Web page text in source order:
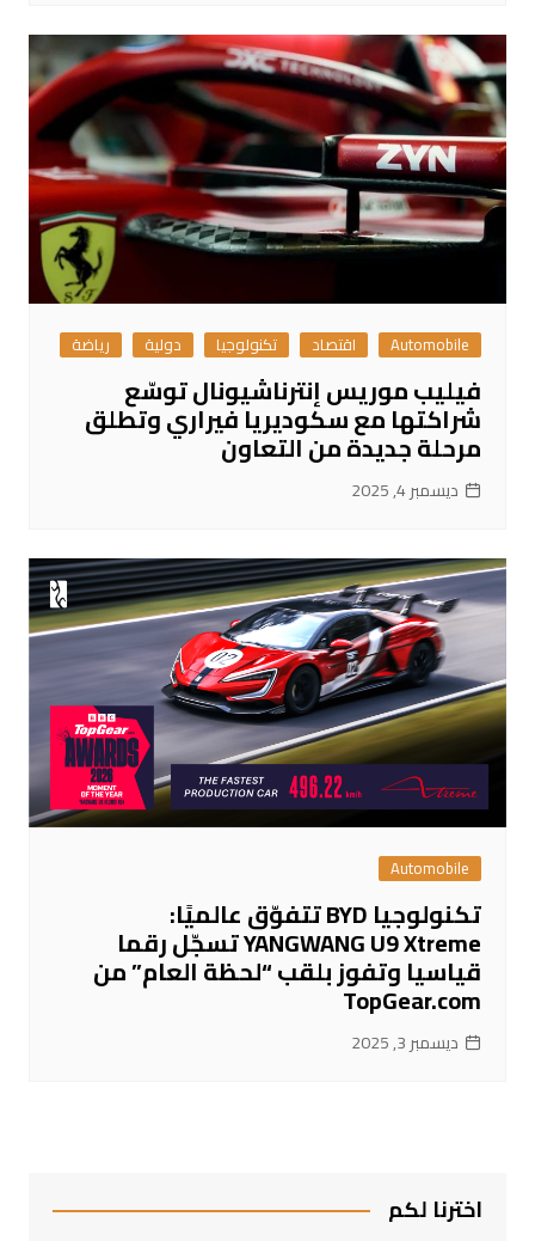
Automobile اقتصاد تكنولوجيا دولية رياضة
فيليب موريس إنترناشيونال توسّع
شراكتها مع سكوديريا فيراري وتطلق
مرحلة جديدة من التعاون
ديسمبر 4, 2025
Automobile
تكنولوجيا BYD تتفوّق عالميًا:
YANGWANG U9 Xtreme تسجّل رقما
قياسيا وتفوز بلقب “لحظة العام” من
TopGear.com
ديسمبر 3, 2025
اخترنا لكم